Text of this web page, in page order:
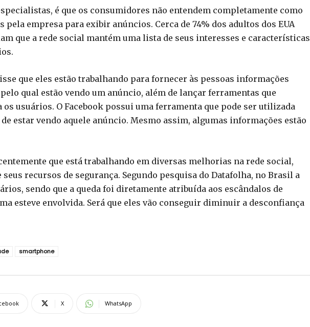
é que os consumidores não entendem completamente como
pela empresa para exibir anúncios. Cerca de 74% dos adultos dos EUA
que a rede social mantém uma lista de seus interesses e características
que eles estão trabalhando para fornecer às pessoas informações
qual estão vendo um anúncio, além de lançar ferramentas que
usuários. O Facebook possui uma ferramenta que pode ser utilizada
estar vendo aquele anúncio. Mesmo assim, algumas informações estão
que está trabalhando em diversas melhorias na rede social,
recursos de segurança. Segundo pesquisa do Datafolha, no Brasil a
sendo que a queda foi diretamente atribuída aos escândalos de
esteve envolvida. Será que eles vão conseguir diminuir a desconfiança
smartphone
X WhatsApp